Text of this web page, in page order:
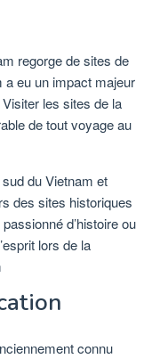
regorge de sites de
a eu un impact majeur
les sites de la
de tout voyage au
du Vietnam et
des sites historiques
d’histoire ou
lors de la
connu